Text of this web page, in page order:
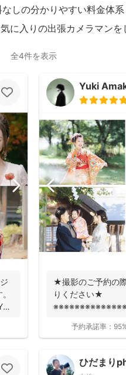
しの分かりやすい料金体系
に入りの出張カメラマンを
全4件を表示
Yuki
★撮影のご予約の
りください★
予約承諾率：
ひだまり